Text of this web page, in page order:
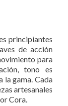
principiantes
de acción
para
tono es
la gama. Cada
artesanales
Cora.